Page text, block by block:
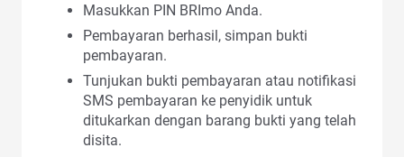
Masukkan PIN BRImo Anda.
Pembayaran berhasil, simpan bukti
pembayaran.
Tunjukan bukti pembayaran atau notifikasi
SMS pembayaran ke penyidik untuk
ditukarkan dengan barang bukti yang telah
disita.